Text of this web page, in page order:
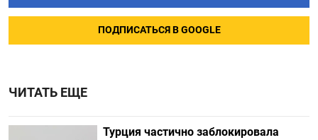
ПОДПИСАТЬСЯ В GOOGLE
ЧИТАТЬ ЕЩЕ
Турция частично заблокировала